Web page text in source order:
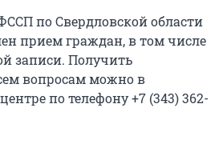
по Свердловской области
прием граждан, в том числе
записи. Получить
вопросам можно в
по телефону +7 (343) 362-